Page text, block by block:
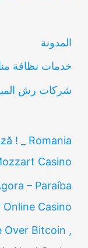
المدونة
خدمات نظافة
شركات رش
! _ Romania
Casino
– Paraíba
Casino
Over Bitcoin ,